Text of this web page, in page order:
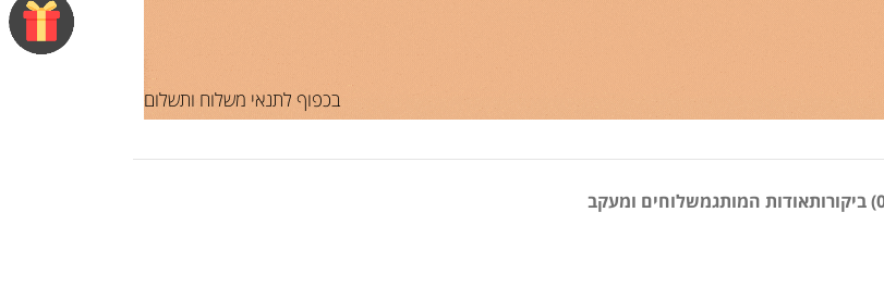
בכפוף לתנאי משלוח ותשלום
אודות המותגמשלוחים ומעקב